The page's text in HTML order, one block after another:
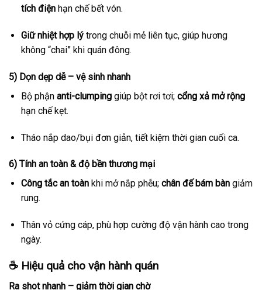
tích điệnhạn chế bết vón.
Giữ nhiệt hợp lýtrong chuỗi mẻ liên tục, giúp hương
không “chai” khi quán đông.
5) Dọn dẹp dễ – vệ sinh nhanh
Bộ phận anti-clumpinggiúp bột rơi tơi; cổng xả mở rộng
hạn chế kẹt.
Tháo nắp dao/bụi đơn giản, tiết kiệm thời gian cuối ca.
6) Tính an toàn & độ bền thương mại
Công tắc an toànkhi mở nắp phễu; chân đế bám bàngiảm
rung.
Thân vỏ cứng cáp, phù hợp cường độ vận hành cao trong
ngày.
☕ Hiệu quả cho vận hành quán
Ra shot nhanh – giảm thời gian chờ